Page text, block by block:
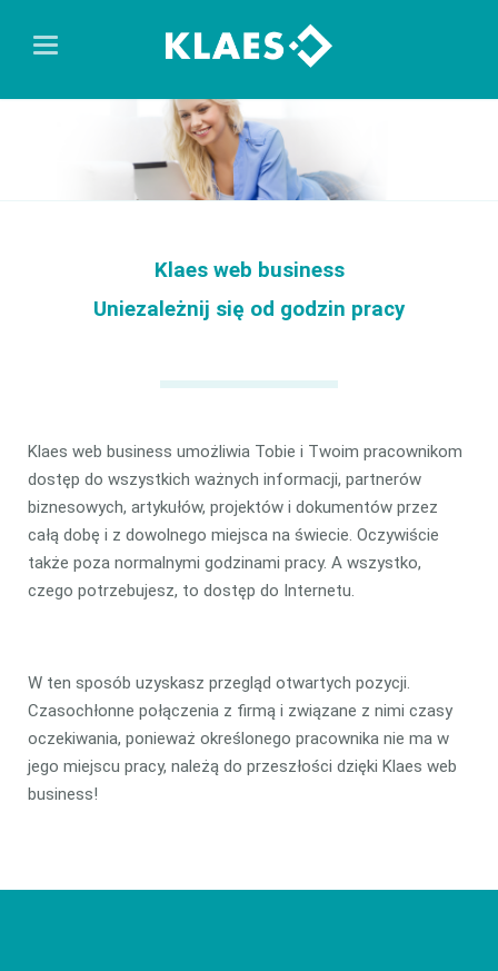
Klaes web business
Uniezależnij się od godzin pracy
Klaes web business umożliwia Tobie i Twoim pracownikom
dostęp do wszystkich ważnych informacji, partnerów
biznesowych, artykułów, projektów i dokumentów przez
całą dobę i z dowolnego miejsca na świecie. Oczywiście
także poza normalnymi godzinami pracy. A wszystko,
czego potrzebujesz, to dostęp do Internetu.
W ten sposób uzyskasz przegląd otwartych pozycji.
Czasochłonne połączenia z firmą i związane z nimi czasy
oczekiwania, ponieważ określonego pracownika nie ma w
jego miejscu pracy, należą do przeszłości dzięki Klaes web
business!